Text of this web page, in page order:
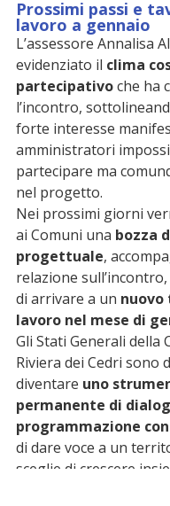
Prossimi passi e
lavoro a gennaio
L’assessore Annalisa
evidenziato il clima
partecipativo che ha
l’incontro,
forte interesse
amministratori
partecipare ma
nel progetto.
Nei prossimi giorni
ai Comuni una bozza
progettuale,
relazione
di arrivare a un nuovo
lavoro nel mese di
Gli Stati Generali della
Riviera dei Cedri sono
diventare uno
permanente di
programmazione
di dare voce a un
sceglie di crescere